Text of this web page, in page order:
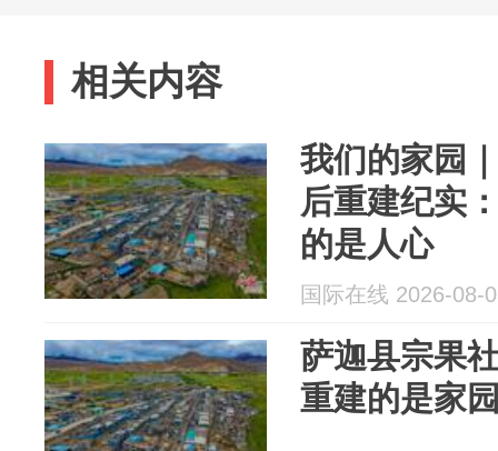
相关内容
我们的家园
后重建纪实
的是人心
国际在线 2026-08-
萨迦县宗果
重建的是家